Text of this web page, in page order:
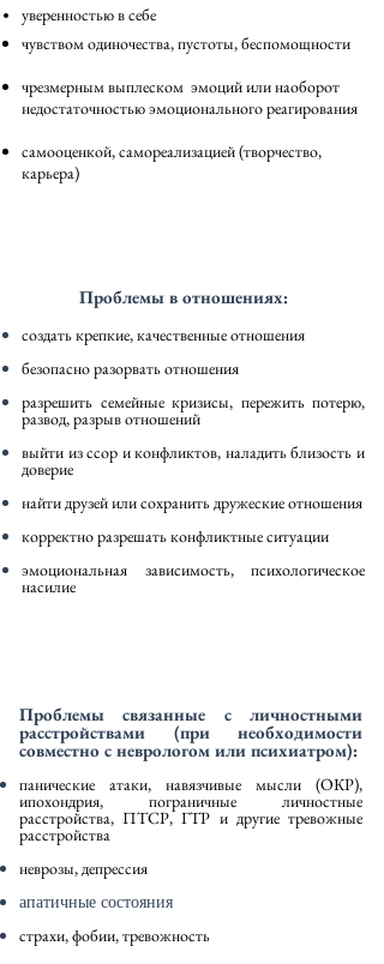
уверенностью в себе
чувством одиночества, пустоты, беспомощности
чрезмерным выплеском эмоций или наоборот
недостаточностью эмоционального реагирования
самооценкой, самореализацией (творчество,
карьера)
Проблемы в отношениях:
создать крепкие, качественные отношения
безопасно разорвать отношения
разрешить семейные кризисы, пережить потерю,
развод, разрыв отношений
выйти из ссор и конфликтов, наладить близость и
доверие
найти друзей или сохранить дружеские отношения
корректно разрешать конфликтные ситуации
эмоциональная зависимость, психологическое
насилие
Проблемы связанные с личностными
расстройствами (при необходимости
совместно с неврологом или психиатром):
панические атаки, навязчивые мысли (ОКР),
ипохондрия, пограничные личностные
расстройства, ПТСР, ГТР и другие тревожные
расстройства
неврозы, депрессия
апатичные состояния​
страхи, фобии, тревожность